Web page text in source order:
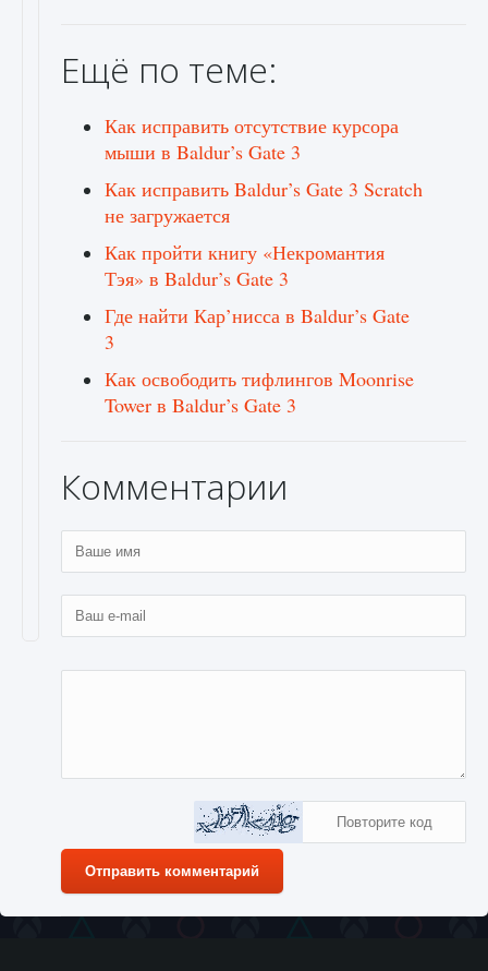
Ещё по теме:
Как исправить отсутствие курсора
мыши в Baldur’s Gate 3
Как исправить Baldur’s Gate 3 Scratch
не загружается
Как пройти книгу «Некромантия
Тэя» в Baldur’s Gate 3
Где найти Кар’нисса в Baldur’s Gate
3
Как освободить тифлингов Moonrise
Tower в Baldur’s Gate 3
Комментарии
Отправить комментарий